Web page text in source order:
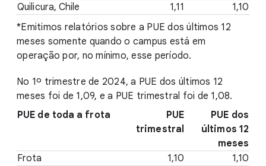
Quilicura, Chile
1,11
1,10
*Emitimos relatórios sobre a PUE dos últimos 12
meses somente quando o campus está em
operação por, no mínimo, esse período.
No 1º trimestre de 2024, a PUE dos últimos 12
meses foi de 1,09, e a PUE trimestral foi de 1,08.
PUE de toda a frota
PUE
trimestral
PUE dos
últimos 12
meses
Frota
1,10
1,10